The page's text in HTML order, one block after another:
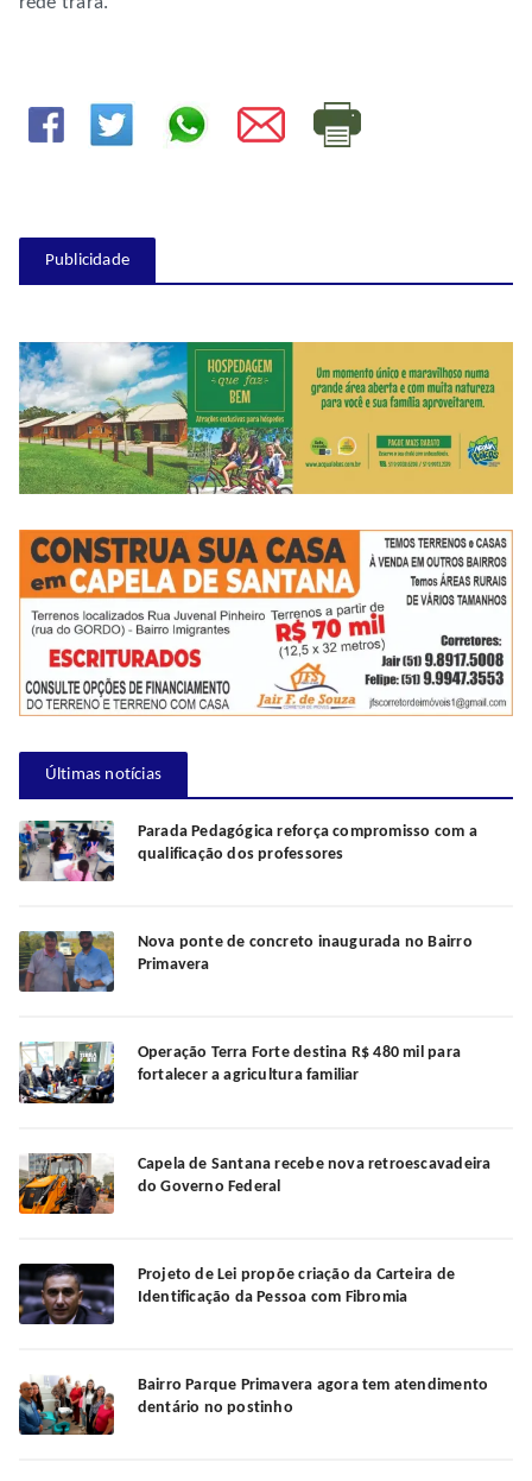
Publicidade
Últimas notícias
Parada Pedagógica reforça compromisso com a
qualificação dos professores
Nova ponte de concreto inaugurada no Bairro
Primavera
Operação Terra Forte destina R$ 480 mil para
fortalecer a agricultura familiar
Capela de Santana recebe nova retroescavadeira
do Governo Federal
Projeto de Lei propõe criação da Carteira de
Identificação da Pessoa com Fibromia
Bairro Parque Primavera agora tem atendimento
dentário no postinho